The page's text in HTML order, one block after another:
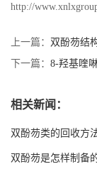
http://
上一篇： 双酚芴结
下一篇： 8-羟基喹
相关新闻：
双酚芴类的回收方
双酚芴是怎样制备